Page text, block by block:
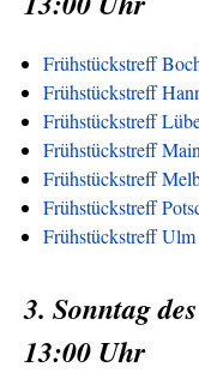
Frühstückstreff
Frühstückstreff
Frühstückstreff
Frühstückstreff
Frühstückstreff
Frühstückstreff
Frühstückstreff Ulm
3. Sonntag
13:00 Uhr